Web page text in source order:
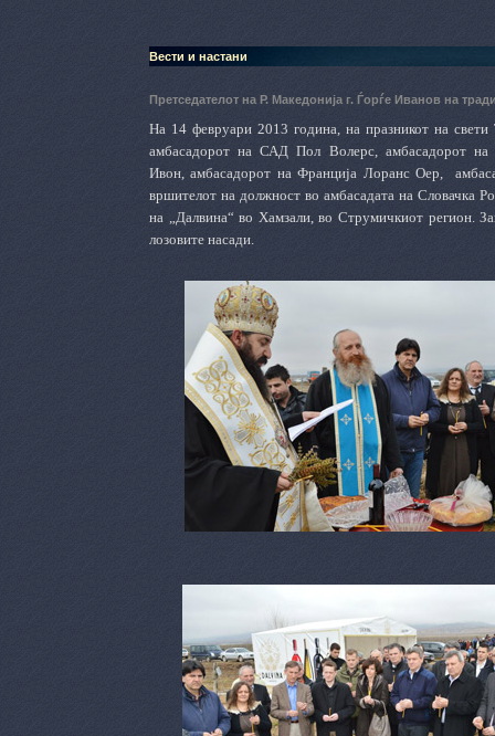
Вести и настани
Претседателот на Р. Македонија г. Ѓорѓе Иванов на
На 14 февруари 2013 година, на празникот на
амбасадорот на САД Пол Волерс, амбасадорот
Ивон, амбасадорот на Франција Лоранс Оер,
вршителот на должност во амбасадата на Словачка
на „Далвина“ во Хамзали, во Струмичкиот регион.
лозовите насади.